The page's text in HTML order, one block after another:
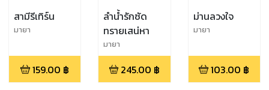
สามีรีเทิร์น
มายา
159.00 ฿
ลำน้ำรักซัด
ทรายเสน่หา
มายา
245.00 ฿
ม่านลวงใจ
มายา
103.00 ฿